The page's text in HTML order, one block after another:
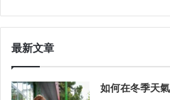
最新文章
如何在冬季天